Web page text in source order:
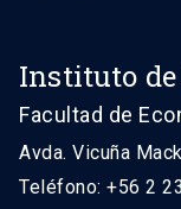
Instituto
Facultad de
Avda. Vicuña
Teléfono: +56 2